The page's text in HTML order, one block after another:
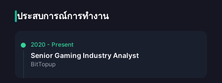
ประสบการณ์การทำงาน
2020 - Present
Senior Gaming Industry Analyst
BitTopup